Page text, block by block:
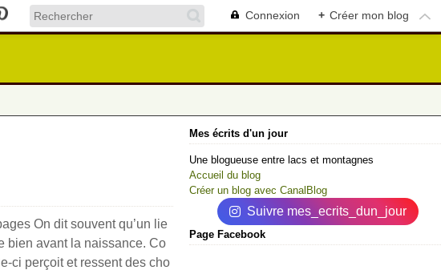
Connexion + Créer mon blog
On dit souvent qu’un lie
bien avant la naissance. Co
ci perçoit et ressent des cho
Mes écrits d'un jour
Une blogueuse entre lacs et montagnes
Accueil du blog
Créer un blog avec CanalBlog
Suivre mes_ecrits_dun_jour
Page Facebook